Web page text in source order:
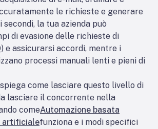
le richieste e generare
la tua azienda può
di evasione delle richieste di
e assicurarsi accordi, mentre i
processi manuali lenti e pieni di
come lasciare questo livello di
lasciare il concorrente nella
comeAutomazione basata
artificialefunziona e i modi specifici